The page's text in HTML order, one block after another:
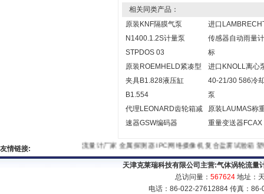
相关同类产品：
原装KNF隔膜气泵
N1400.1.2S计量泵
STPDOS 03
进口
传感器自动雨量
标
原装ROEMHELD紧凑型
夹具B1.828液压缸
B1.554
进口KNOLL离心
40-21/30 586冷
泵
代理LEONARD齿轮箱减
速器GSW编码器
原装LAUMAS称
重量变送器FCAX
友情链接: 流量计厂家金属探测器IPC网络摄像机复合盐雾试验箱塑
天津克莱瑞科技有限公司主营:气体涡轮流量
总访问量： 567624 地址：
电话：86-022-27612884 传真：